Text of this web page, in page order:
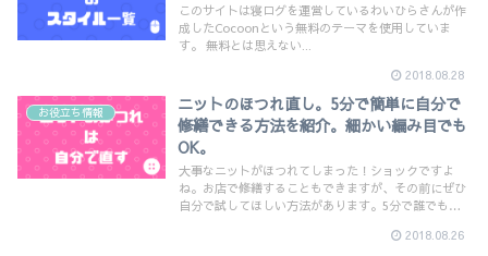
このサイトは寝ログを運営しているわいひらさんが作
成したCocoonという無料のテーマを使用していま
す。 無料とは思えない...
2018.08.28
お役立ち情報
ニットのほつれ直し。5分で簡単に自分で
修繕できる方法を紹介。細かい編み目でも
OK。
大事なニットがほつれてしまった！ショックですよ
ね。お店で修繕することもできますが、その前にぜひ
自分で試してほしい方法があります。5分で誰でも簡
2018.08.26